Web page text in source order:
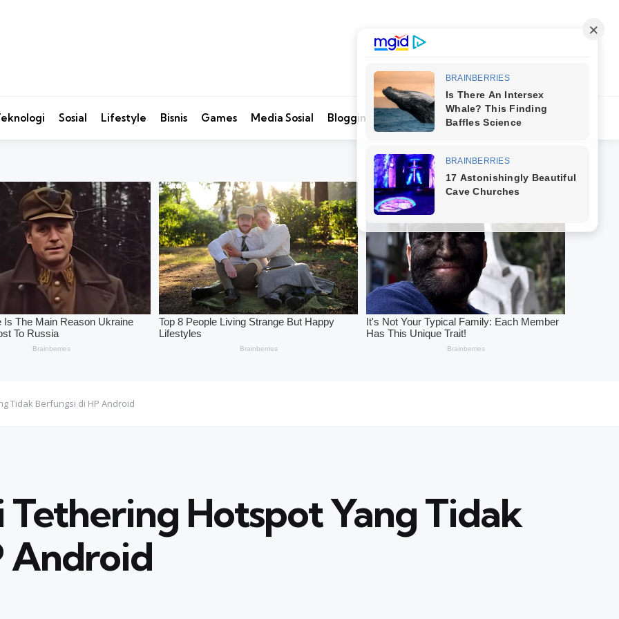
Sosial Lifestyle Bisnis Games Media Sosial Blogging SearchKontak Kami
Tidak Berfungsi di HP Android
Tethering Hotspot Yang Tidak
Android